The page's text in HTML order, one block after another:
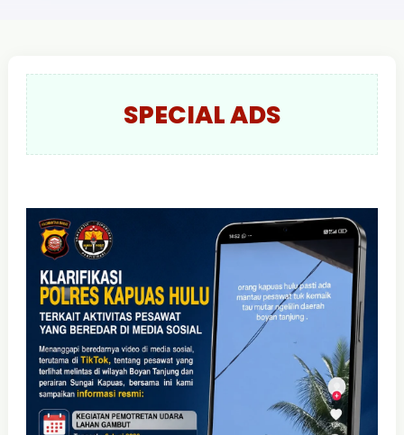
SPECIAL ADS